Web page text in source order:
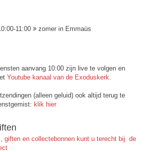
11:00 zomer in Emmaüs
aanvang 10:00 zijn live te volgen en
Youtube kanaal van de Exoduskerk
(alleen geluid) ook altijd terug te
klik hier
giften en collectebonnen kunt u terecht bij de